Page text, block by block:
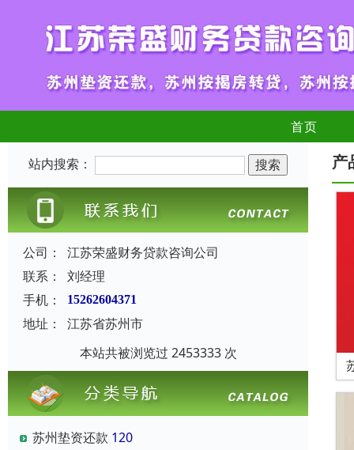
首页
站内搜索：
公司：
江苏荣盛财务贷款咨询公司
联系：
刘经理
手机：
15262604371
地址：
江苏省苏州市
本站共被浏览过 2453333 次
苏州垫资还款 120
产